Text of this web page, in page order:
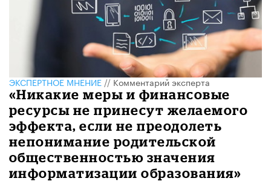
ЭКСПЕРТНОЕ МНЕНИЕ//Комментарий эксперта
«Никакие меры и финансовые
ресурсы не принесут желаемого
эффекта, если не преодолеть
непонимание родительской
общественностью значения
информатизации образования»